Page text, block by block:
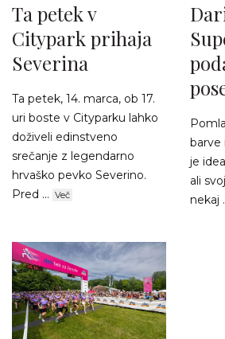
Ta petek v
Citypark prihaja
Severina
Ta petek, 14. marca, ob 17.
uri boste v Cityparku lahko
doživeli edinstveno
srečanje z legendarno
hrvaško pevko Severino.
Pred ... Več
barve
je
ali
nekaj